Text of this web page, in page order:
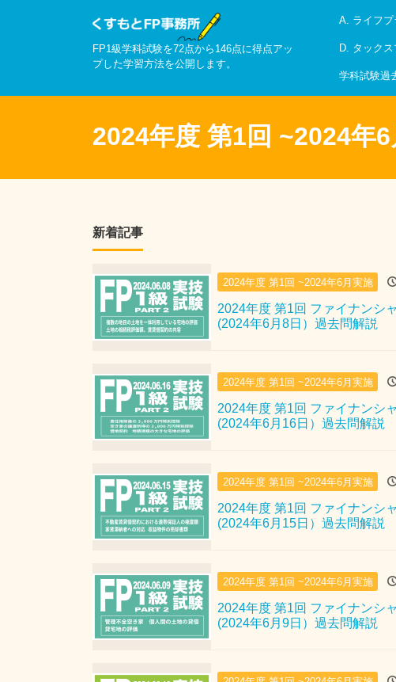
FP1級学科試験を72点から146点に得点アッ
プした学習方法を公開します。
A. ライフプ
D. タック
学科試験過
2024年度 第1回 ~2024年
新着記事
2024年度 第1回 ~2024年6月実施
2024年度 第1回 ファイナンシ
(2024年6月8日）過去問解説
2024年度 第1回 ~2024年6月実施
2024年度 第1回 ファイナンシ
(2024年6月16日）過去問解説
2024年度 第1回 ~2024年6月実施
2024年度 第1回 ファイナンシ
(2024年6月15日）過去問解説
2024年度 第1回 ~2024年6月実施
2024年度 第1回 ファイナンシ
(2024年6月9日）過去問解説